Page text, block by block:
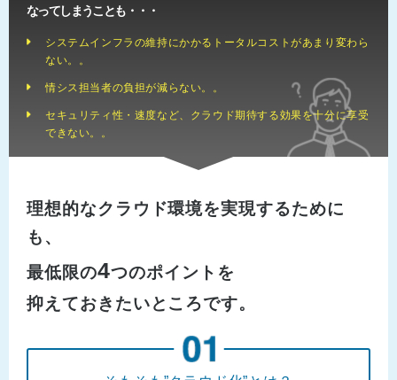
なってしまうことも・・・
システムインフラの維持にかかるトータルコストがあまり変わら
ない。。
情シス担当者の負担が減らない。。
セキュリティ性・速度など、クラウド期待する効果を十分に享受
できない。。
理想的なクラウド環境を実現するために
も、
最低限の4つのポイントを
抑えておきたいところです。